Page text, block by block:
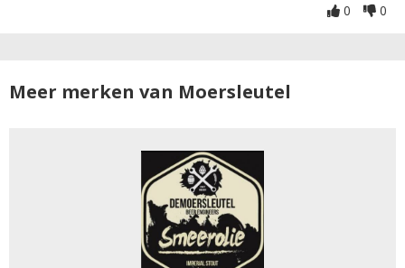
0 0
Meer merken van Moersleutel